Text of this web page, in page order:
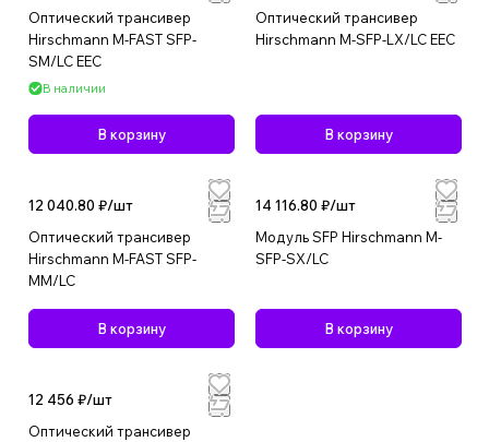
Оптический трансивер
Hirschmann M-FAST SFP-
SM/LC EEC
В наличии
В корзину
Оптический трансивер
Hirschmann M-SFP-LX/LC EEC
В корзину
12 040.80 ₽/шт
Оптический трансивер
Hirschmann M-FAST SFP-
MM/LC
В корзину
14 116.80 ₽/шт
Модуль SFP Hirschmann M-
SFP-SX/LC
В корзину
12 456 ₽/шт
Оптический трансивер